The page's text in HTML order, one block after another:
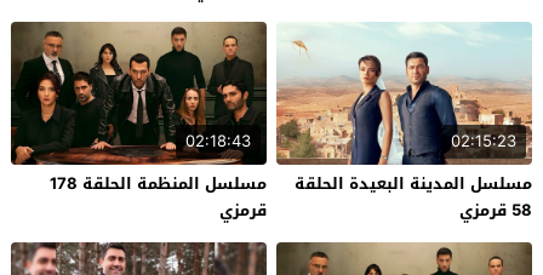
02:15:23
مسلسل المدينة البعيدة الحلقة
58 قرمزي
02:18:43
مسلسل المنظمة الحلقة 178
قرمزي